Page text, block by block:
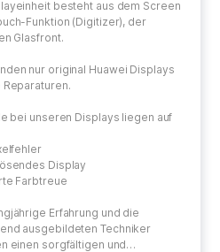
besteht aus dem Screen
Funktion (Digitizer), der
Glasfront.
nur original Huawei Displays
bei unseren Displays liegen auf
Display
Farbtreue
Erfahrung und die
ausgebildeten Techniker
einen sorgfältigen und